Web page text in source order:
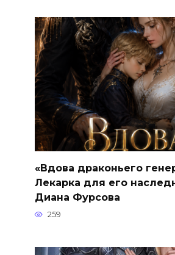
«Вдова драконьего
Лекарка для его
Диана Фурсова
259